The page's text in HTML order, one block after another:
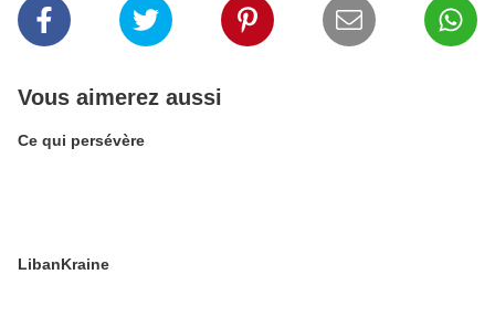
Vous aimerez aussi
Ce qui persévère
LibanKraine